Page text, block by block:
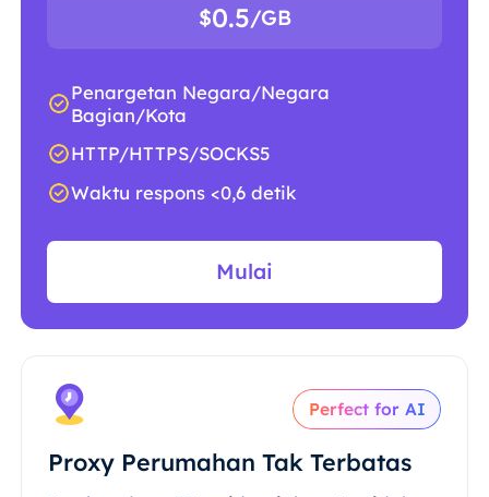
$0.5/GB
Penargetan Negara/Negara
Bagian/Kota
HTTP/HTTPS/SOCKS5
Waktu respons <0,6 detik
Mulai
Perfect for AI
Proxy Perumahan Tak Terbatas